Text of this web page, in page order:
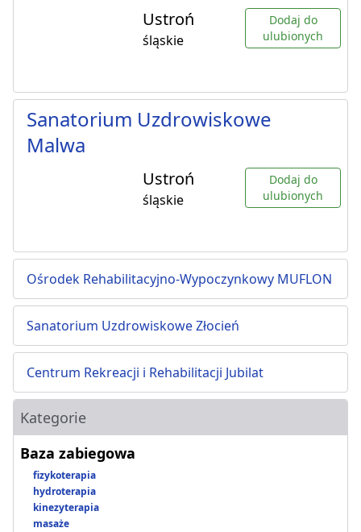
Ustroń
śląskie
Dodaj do
ulubionych
Sanatorium Uzdrowiskowe
Malwa
Ustroń
śląskie
Dodaj do
ulubionych
Ośrodek Rehabilitacyjno-Wypoczynkowy MUFLON
Sanatorium Uzdrowiskowe Złocień
Centrum Rekreacji i Rehabilitacji Jubilat
Kategorie
Baza zabiegowa
fizykoterapia
hydroterapia
kinezyterapia
masaże